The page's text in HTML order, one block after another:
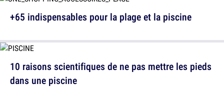
+65 indispensables pour la plage et la piscine
10 raisons scientifiques de ne pas mettre les pieds
dans une piscine